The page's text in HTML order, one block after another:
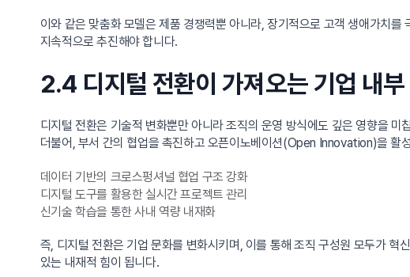
이와 같은 맞춤화 모델은 제품 경쟁력뿐 아니라, 장기적으로 고객 생애가치
지속적으로 추진해야 합니다.
2.4 디지털 전환이 가져오는 기업 내
디지털 전환은 기술적 변화뿐만 아니라 조직의 운영 방식에도 깊은 영향을
더불어, 부서 간의 협업을 촉진하고 오픈이노베이션(Open Innovation)을 활
데이터 기반의 크로스펑셔널 협업 구조 강화
디지털 도구를 활용한 실시간 프로젝트 관리
신기술 학습을 통한 사내 역량 내재화
즉, 디지털 전환은 기업 문화를 변화시키며, 이를 통해 조직 구성원 모두가
있는 내재적 힘이 됩니다.